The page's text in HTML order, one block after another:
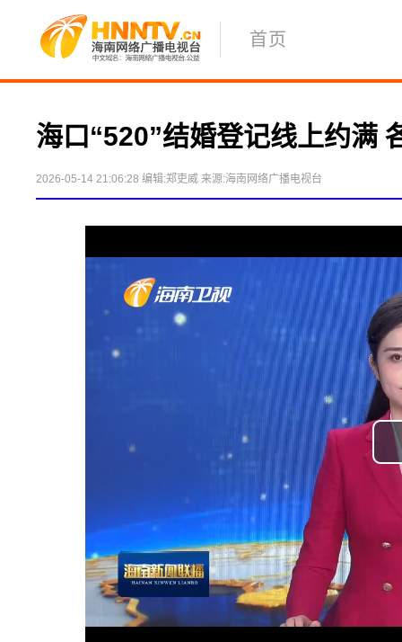
首页
海口“520”结婚登记线上约满
2026-05-14 21:06:28 编辑:郑吏威 来源:海南网络广播电视台